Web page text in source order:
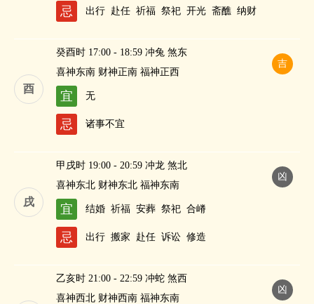
忌 出行 赴任 祈福 祭祀 开光 斋醮 纳财
酉
吉
癸酉时 17:00 - 18:59 冲兔 煞东
喜神东南 财神正南 福神正西
宜 无
忌 诸事不宜
戌
凶
甲戌时 19:00 - 20:59 冲龙 煞北
喜神东北 财神东北 福神东南
宜 结婚 祈福 安葬 祭祀 合嵴
忌 出行 搬家 赴任 诉讼 修造
凶
乙亥时 21:00 - 22:59 冲蛇 煞西
喜神西北 财神西南 福神东南